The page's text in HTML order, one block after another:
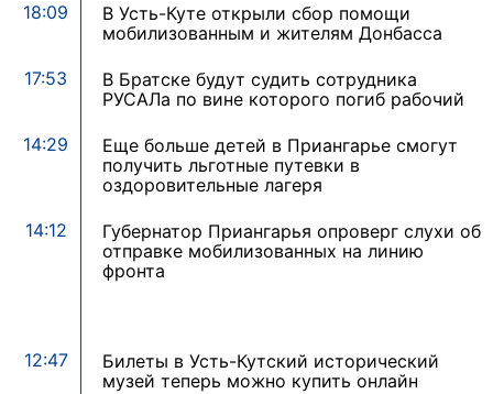
18:09
В Усть-Куте открыли сбор помощи
мобилизованным и жителям Донбасса
17:53
В Братске будут судить сотрудника
РУСАЛа по вине которого погиб рабочий
14:29
Еще больше детей в Приангарье смогут
получить льготные путевки в
оздоровительные лагеря
14:12
Губернатор Приангарья опроверг слухи об
отправке мобилизованных на линию
фронта
12:47
Билеты в Усть-Кутский исторический
музей теперь можно купить онлайн